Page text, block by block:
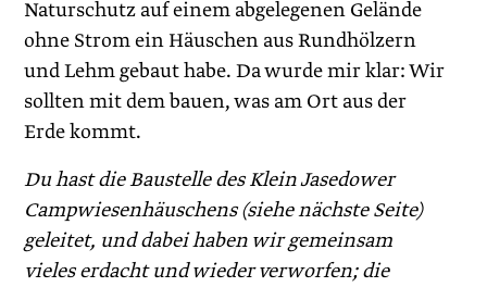
Naturschutz auf einem abgelegenen Gelände
ohne Strom ein Häuschen aus Rundhölzern
und Lehm gebaut habe. Da wurde mir klar: Wir
sollten mit dem bauen, was am Ort aus der
Erde kommt.
Du hast die Baustelle des Klein Jasedower
Campwiesenhäuschens (siehe nächste Seite)
geleitet, und dabei haben wir gemeinsam
vieles erdacht und wieder verworfen; die